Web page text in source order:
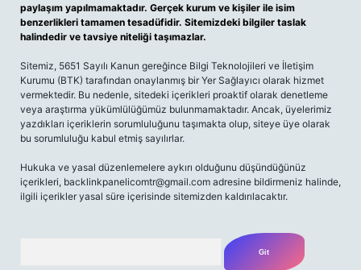
paylaşım yapılmamaktadır. Gerçek kurum ve kişiler ile isim
benzerlikleri tamamen tesadüfidir. Sitemizdeki bilgiler taslak
halindedir ve tavsiye niteliği taşımazlar.
Sitemiz, 5651 Sayılı Kanun gereğince Bilgi Teknolojileri ve İletişim
Kurumu (BTK) tarafından onaylanmış bir Yer Sağlayıcı olarak hizmet
vermektedir. Bu nedenle, sitedeki içerikleri proaktif olarak denetleme
veya araştırma yükümlülüğümüz bulunmamaktadır. Ancak, üyelerimiz
yazdıkları içeriklerin sorumluluğunu taşımakta olup, siteye üye olarak
bu sorumluluğu kabul etmiş sayılırlar.
Hukuka ve yasal düzenlemelere aykırı olduğunu düşündüğünüz
içerikleri, backlinkpanelicomtr@gmail.com adresine bildirmeniz halinde,
ilgili içerikler yasal süre içerisinde sitemizden kaldırılacaktır.